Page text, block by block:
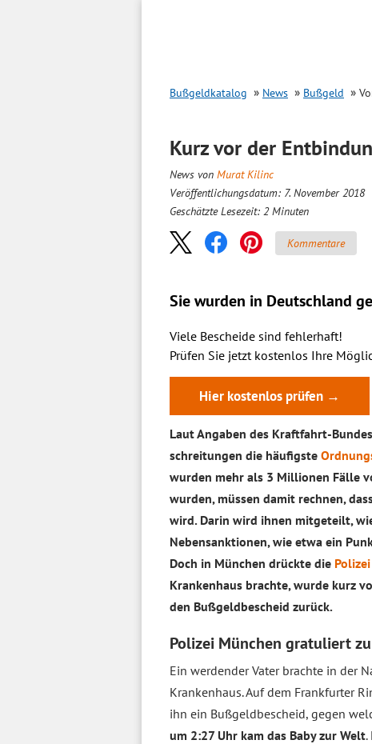
Bußgeldkatalog News Bußgeld
Kurz vor der
News von Murat Kilinc
Veröffentlichungsdatum: 7. November 2018
Geschätzte Lesezeit: 2 Minuten
Kommentare
Sie wurden in Deutschland
Viele Bescheide sind fehlerhaft!
Prüfen Sie jetzt kostenlos Ihre
Hier kostenlos prüfen →
Laut Angaben des Kraftfahrt-
schreitungen die häufigste
wurden mehr als 3 Millionen Fälle
wurden, müssen damit rechnen,
wird. Darin wird ihnen mitgeteilt,
Nebensanktionen, wie etwa ein
Doch in München drückte die Polizei
Krankenhaus brachte, wurde kurz
den Bußgeldbescheid zurück.
Polizei München gratuliert
Ein werdender Vater brachte in der
Krankenhaus. Auf dem Frankfurter
ihn ein Bußgeldbescheid, gegen
um 2:27 Uhr kam das Baby zur Welt